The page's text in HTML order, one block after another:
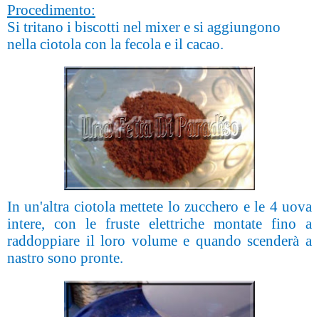
Procedimento:
Si tritano i biscotti nel mixer e si aggiungono
nella ciotola con la fecola e il cacao.
In un'altra ciotola mettete lo zucchero e le 4 uova
intere, con le fruste elettriche montate fino a
raddoppiare il loro volume e quando scenderà a
nastro sono pronte.